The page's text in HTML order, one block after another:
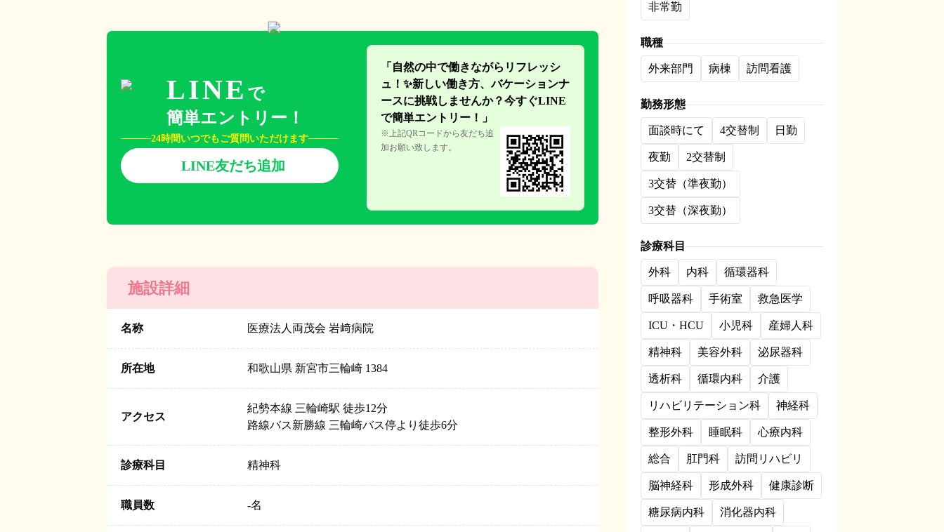
LINE で
簡単エントリー！
24時間いつでもご質問いただけます
LINE友だち追加
「自然の中で働きながらリフレッシ
ュ！✨新しい働き方、バケーションナ
ースに挑戦しませんか？今すぐLINE
で簡単エント リー！」
※上記QRコードから友だち追
加お願い致します。
施設詳細
名称 医療法人両茂会 岩﨑病院
所在地 和歌山県 新宮市三輪崎 1384
アクセス
紀勢本線 三輪崎駅 徒歩12分
路線バス新勝線 三輪崎バス停より徒歩6分
診療科目 精神科
職員数 -名
非常勤
職種
外来部門 病棟 訪問看護
勤務形態
面談時にて 4交替制 日勤
夜勤 2交替制
3交替（準夜勤）
3交替（深夜勤）
診療科目
外科 内科 循環器科
呼吸器科 手術室 救急医学
ICU・HCU 小児科 産婦人科
精神科 美容外科 泌尿器科
透析科 循環内科 介護
リハビリテーション科 神経科
整形外科 睡眠科 心療内科
総合 肛門科 訪問リハビリ
脳神経科 形成外科 健康診断
糖尿病内科 消化器内科